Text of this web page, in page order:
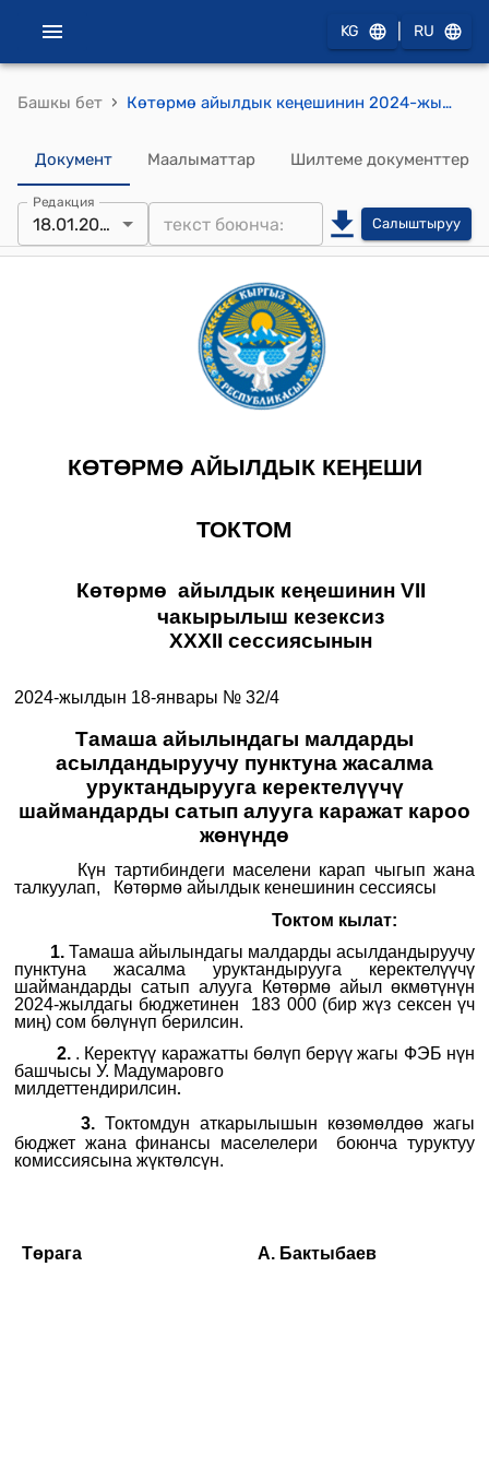
KG RU
Башкы бет › Көтөрмө айылдык кеңешинин 2024-жылдын 18-январындагы № 32/4 "Тамаша айылындагы малдарды асылдандыруучу пунктуна жасалма уруктандырууга керектелүүчү шаймандарды сатып алууга каражат кароо жөнүндө" токтому
Документ Маалыматтар Шилтеме документтер
Редакция
18.01.2024 Салыштыруу